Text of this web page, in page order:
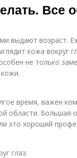
Все
выдают возраст.
кожа вокруг
не только
время, важен
области. Большая
это хороший
глаз: